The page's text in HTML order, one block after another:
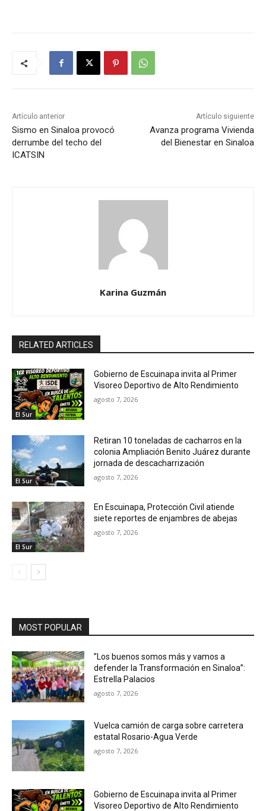
Artículo anterior
Sismo en Sinaloa provocó
derrumbe del techo del
ICATSIN
Artículo siguiente
Avanza programa Vivienda
del Bienestar en Sinaloa
Karina Guzmán
RELATED ARTICLES
El Sur
Gobierno de Escuinapa invita al Primer
Visoreo Deportivo de Alto Rendimiento
agosto 7, 2026
El Sur
Retiran 10 toneladas de cacharros en la
colonia Ampliación Benito Juárez durante
jornada de descacharrización
agosto 7, 2026
El Sur
En Escuinapa, Protección Civil atiende
siete reportes de enjambres de abejas
agosto 7, 2026
MOST POPULAR
”Los buenos somos más y vamos a
defender la Transformación en Sinaloa”:
Estrella Palacios
agosto 7, 2026
Vuelca camión de carga sobre carretera
estatal Rosario-Agua Verde
agosto 7, 2026
Gobierno de Escuinapa invita al Primer
Visoreo Deportivo de Alto Rendimiento